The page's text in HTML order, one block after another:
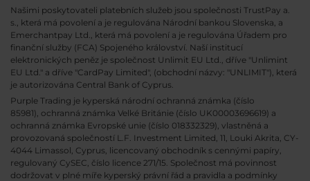
Našimi poskytovateli platebních služeb jsou společnosti TrustPay a.
s., která má povolení a je regulována Národní bankou Slovenska, a
Emerchantpay Ltd., která má povolení a je regulována Úřadem pro
finanční služby (FCA) Spojeného království. Naší institucí
elektronických peněz je společnost Unlimit EU Ltd., dříve "Unlimint
EU Ltd." a dříve "CardPay Limited", (obchodní názvy: "UNLIMIT"), která
je autorizována Central Bank of Cyprus.
Purple Trading je kyperská národní ochranná známka (číslo
85981), ochranná známka Velké Británie (číslo UK00003696619) a
ochranná známka Evropské unie (číslo 018332329), vlastněná a
provozovaná společností L.F. Investment Limited, 11, Louki Akrita, CY-
4044 Limassol, Cyprus, licencovaný obchodník s cennými papíry,
regulovaný CySEC, číslo licence 271/15. Společnost má povinnost
dodržovat v plné míře kyperský právní řád a pravidla a podmínky